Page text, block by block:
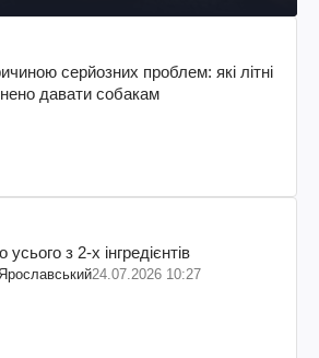
серйозних проблем: які літні
давати собакам
з 2-х інгредієнтів
24.07.2026 10:27